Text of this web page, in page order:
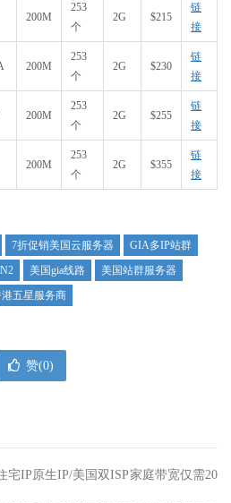
200M
253
个
2G $215
链
接
200M
253
个
2G $230
链
接
200M
253
个
2G $255
链
接
200M
253
个
2G $355
链
接
7折促销美国云服务器
GIA多IP站群
美国gia线路
美国站群服务器
五星服务商
赞(0)
宅IP原生IP/美国双ISP家庭带宽仅需20